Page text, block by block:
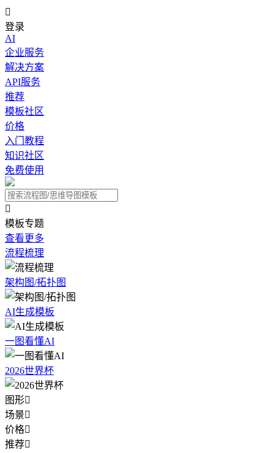

登录
AI
企业服务
解决方案
API服务
推荐
模板社区
价格
入门教程
知识社区
免费使用

模板专题
查看更多
流程梳理
架构图/拓扑图
AI生成模板
一图看懂AI
2026世界杯
图形
场景
价格
推荐